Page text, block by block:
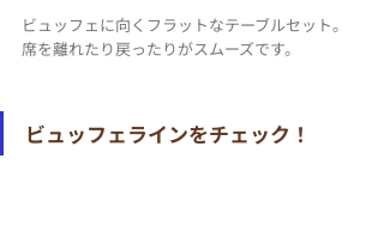
ビュッフェに向くフラットなテーブルセット。
席を離れたり戻ったりがスムーズです。
ビュッフェラインをチェック！